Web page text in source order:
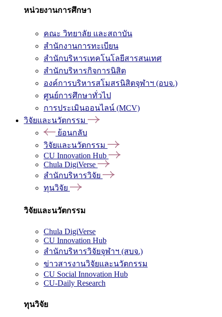
หน่วยงานการศึกษา
คณะ วิทยาลัย และสถาบัน
สำนักงานการทะเบียน
สำนักบริหารเทคโนโลยีสารสนเทศ
สำนักบริหารกิจการนิสิต
องค์การบริหารสโมสรนิสิตจุฬาฯ (อบจ.)
ศูนย์การศึกษาทั่วไป
การประเมินออนไลน์ (MCV)
วิจัยและนวัตกรรม
ย้อนกลับ
วิจัยและนวัตกรรม
CU Innovation Hub
Chula DigiVerse
สำนักบริหารวิจัย
ทุนวิจัย
วิจัยและนวัตกรรม
Chula DigiVerse
CU Innovation Hub
สำนักบริหารวิจัยจุฬาฯ (สบจ.)
ข่าวสารงานวิจัยและนวัตกรรม
CU Social Innovation Hub
CU-Daily Research
ทุนวิจัย